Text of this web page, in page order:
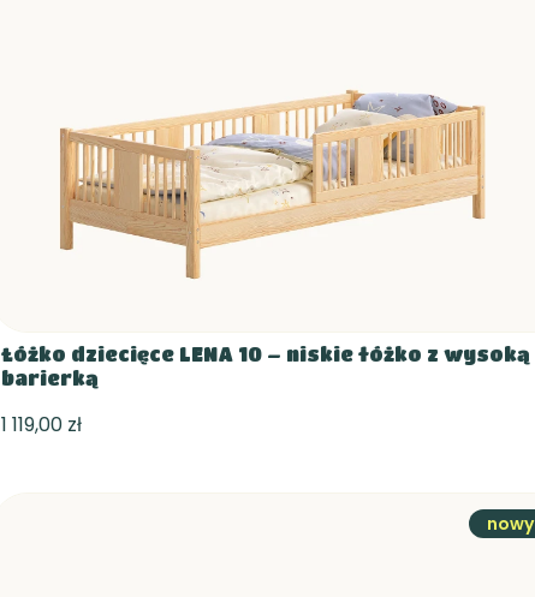
Łóżko dziecięce LENA 10 – niskie łóżko z wysoką
barierką
1 119,00 zł
nowy